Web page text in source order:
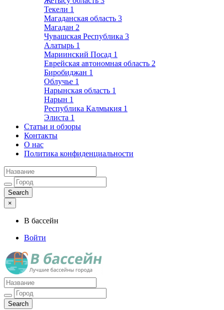
Текели 1
Магаданская область 3
Магадан 2
Чувашская Республика 3
Алатырь 1
Мариинский Посад 1
Еврейская автономная область 2
Биробиджан 1
Облучье 1
Нарынская область 1
Нарын 1
Республика Калмыкия 1
Элиста 1
Статьи и обзоры
Контакты
О нас
Политика конфиденциальности
×
В бассейн
Войти
Лучшие бассейны города